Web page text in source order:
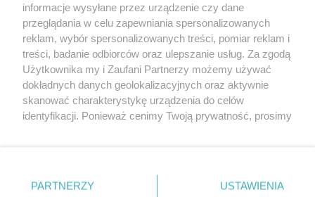
Zapamiętać?
Zaloguj
Zapomniałem hasła
Copyright © 2022 Kurier Szczeciński sp. z o.o.
informacje wysyłane przez urządzenie czy dane
przeglądania w celu zapewniania spersonalizowanych
reklam, wybór spersonalizowanych treści, pomiar reklam i
treści, badanie odbiorców oraz ulepszanie usług. Za zgodą
Użytkownika my i Zaufani Partnerzy możemy używać
dokładnych danych geolokalizacyjnych oraz aktywnie
skanować charakterystykę urządzenia do celów
identyfikacji. Ponieważ cenimy Twoją prywatność, prosimy
prywatności znajdujący się w lewym dolnym rogu strony
. Niektóre rodzaje przetwarzania danych nie wymagają
PARTNERZY USTAWIENIA